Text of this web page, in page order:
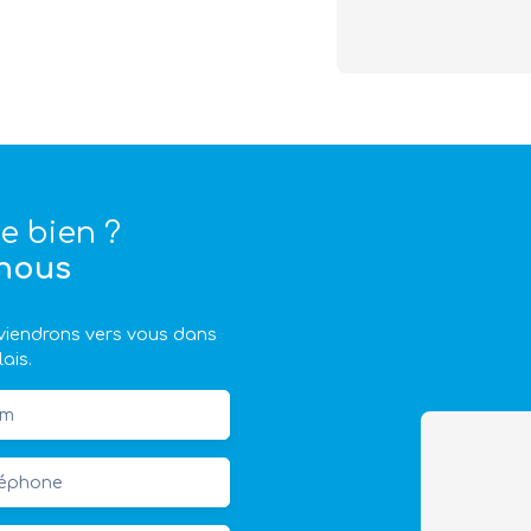
bien ?
vers vous dans